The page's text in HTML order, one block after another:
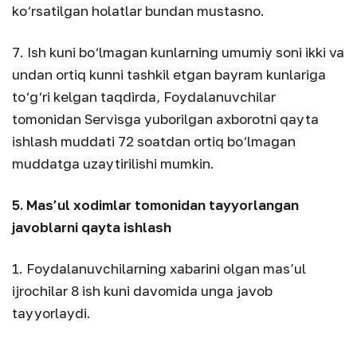
ko‘rsatilgan holatlar bundan mustasno.
7. Ish kuni bo‘lmagan kunlarning umumiy soni ikki va
undan ortiq kunni tashkil etgan bayram kunlariga
to‘g‘ri kelgan taqdirda, Foydalanuvchilar
tomonidan Servisga yuborilgan axborotni qayta
ishlash muddati 72 soatdan ortiq bo‘lmagan
muddatga uzaytirilishi mumkin.
5. Mas’ul xodimlar tomonidan tayyorlangan
javoblarni qayta ishlash
1. Foydalanuvchilarning xabarini olgan mas’ul
ijrochilar 8 ish kuni davomida unga javob
tayyorlaydi.